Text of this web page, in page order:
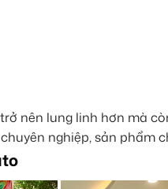
nên lung linh hơn mà
nghiệp, sản phẩm